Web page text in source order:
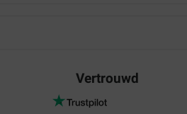
Vertrouwd